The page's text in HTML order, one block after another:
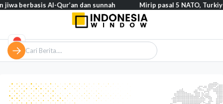
Al-Qur’an dan sunnah Mirip pasal 5 NATO, Turkiye